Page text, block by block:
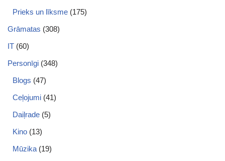
Prieks un līksme (175)
Grāmatas (308)
IT (60)
Personīgi (348)
Blogs (47)
Ceļojumi (41)
Daiļrade (5)
Kino (13)
Mūzika (19)